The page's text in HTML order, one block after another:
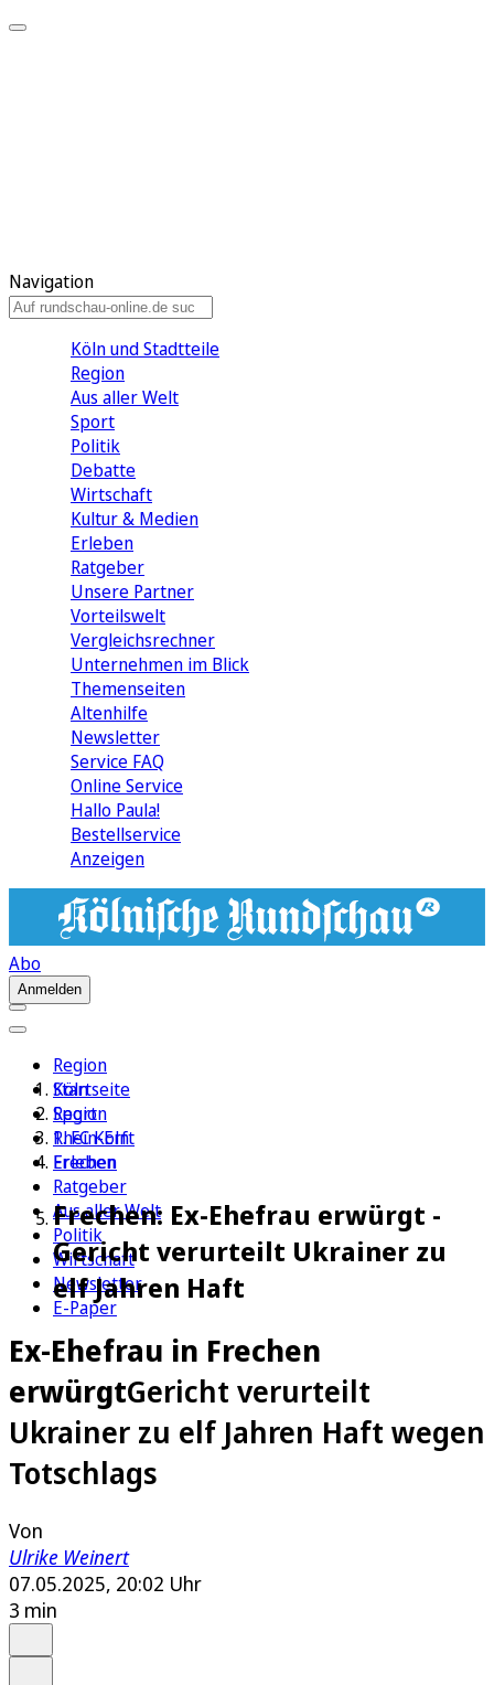
Navigation
Köln und Stadtteile
Region
Aus aller Welt
Sport
Politik
Debatte
Wirtschaft
Kultur & Medien
Erleben
Ratgeber
Unsere Partner
Vorteilswelt
Vergleichsrechner
Unternehmen im Blick
Themenseiten
Altenhilfe
Newsletter
Service FAQ
Online Service
Hallo Paula!
Bestellservice
Anzeigen
Abo
Anmelden
Region
Köln
Sport
1. FC Köln
Erleben
Ratgeber
Aus aller Welt
Politik
Wirtschaft
Newsletter
E-Paper
Startseite
Region
Rhein-Erft
Frechen
Frechen: Ex-Ehefrau erwürgt -
Gericht verurteilt Ukrainer zu
elf Jahren Haft
Ex-Ehefrau in Frechen
erwürgtGericht verurteilt
Ukrainer zu elf Jahren Haft wegen
Totschlags
Von
Ulrike Weinert
07.05.2025, 20:02 Uhr
3 min